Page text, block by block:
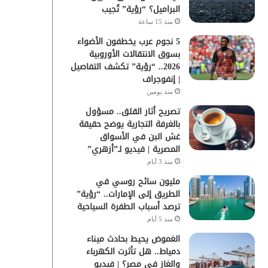
البراميل؟ “رؤية” تُجيب
منذ 15 ساعة
5 نجوم عرب يخطفون الأضواء
بسوق الانتقالات الأوروبية
2026.. “رؤية” تكشف التفاصيل
| إنفوجراف
منذ يومين
تصريح أثار القلق.. مسؤول
بالغرفة التجارية يوضح حقيقة
غش البن في الأسواق
المصرية | فيديو لـ”أزهري”
منذ 3 أيام
مليون سائح روسي في
الطريق إلى الإمارات.. “رؤية”
ترصد أسباب الطفرة السياحية
منذ 5 أيام
الغموض يحيط بحادث ميناء
دمياط.. هل تأثرت الكهرباء
والغاز في مصر؟ | فيديو